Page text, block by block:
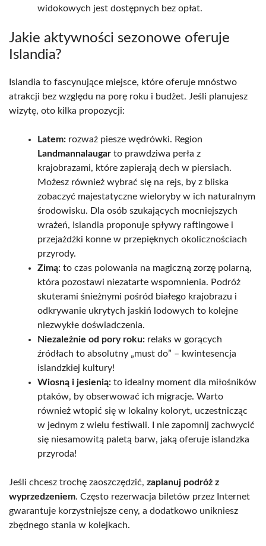
widokowych jest dostępnych bez opłat.
Jakie aktywności sezonowe oferuje
Islandia?
Islandia to fascynujące miejsce, które oferuje mnóstwo
atrakcji bez względu na porę roku i budżet. Jeśli planujesz
wizytę, oto kilka propozycji:
Latem: rozważ piesze wędrówki. Region
Landmannalaugar to prawdziwa perła z
krajobrazami, które zapierają dech w piersiach.
Możesz również wybrać się na rejs, by z bliska
zobaczyć majestatyczne wieloryby w ich naturalnym
środowisku. Dla osób szukających mocniejszych
wrażeń, Islandia proponuje spływy raftingowe i
przejażdżki konne w przepięknych okolicznościach
przyrody.
Zimą: to czas polowania na magiczną zorzę polarną,
która pozostawi niezatarte wspomnienia. Podróż
skuterami śnieżnymi pośród białego krajobrazu i
odkrywanie ukrytych jaskiń lodowych to kolejne
niezwykłe doświadczenia.
Niezależnie od pory roku: relaks w gorących
źródłach to absolutny „must do” – kwintesencja
islandzkiej kultury!
Wiosną i jesienią: to idealny moment dla miłośników
ptaków, by obserwować ich migracje. Warto
również wtopić się w lokalny koloryt, uczestnicząc
w jednym z wielu festiwali. I nie zapomnij zachwycić
się niesamowitą paletą barw, jaką oferuje islandzka
przyroda!
Jeśli chcesz trochę zaoszczędzić, zaplanuj podróż z
wyprzedzeniem. Często rezerwacja biletów przez Internet
gwarantuje korzystniejsze ceny, a dodatkowo unikniesz
zbędnego stania w kolejkach.